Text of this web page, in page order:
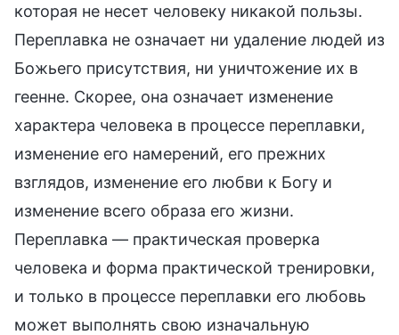
которая не несет человеку никакой пользы.
Переплавка не означает ни удаление людей из
Божьего присутствия, ни уничтожение их в
геенне. Скорее, она означает изменение
характера человека в процессе переплавки,
изменение его намерений, его прежних
взглядов, изменение его любви к Богу и
изменение всего образа его жизни.
Переплавка — практическая проверка
человека и форма практической тренировки,
и только в процессе переплавки его любовь
может выполнять свою изначальную